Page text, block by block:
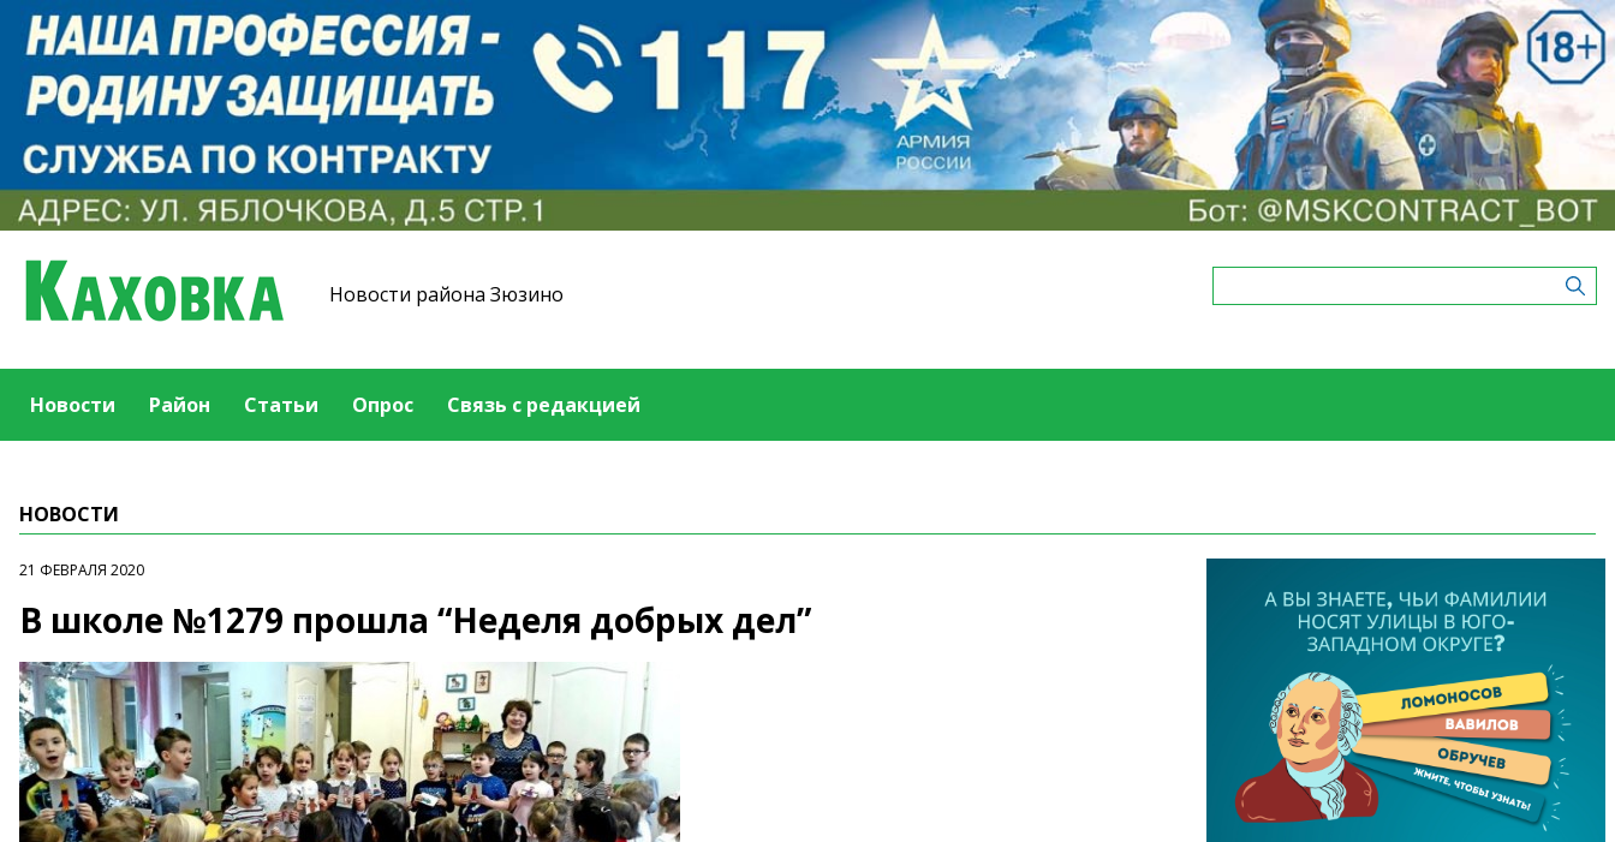
Новости района Зюзино
Новости Район Статьи Опрос Связь с редакцией
НОВОСТИ
21 ФЕВРАЛЯ 2020
В школе №1279 прошла “Неделя добрых дел”